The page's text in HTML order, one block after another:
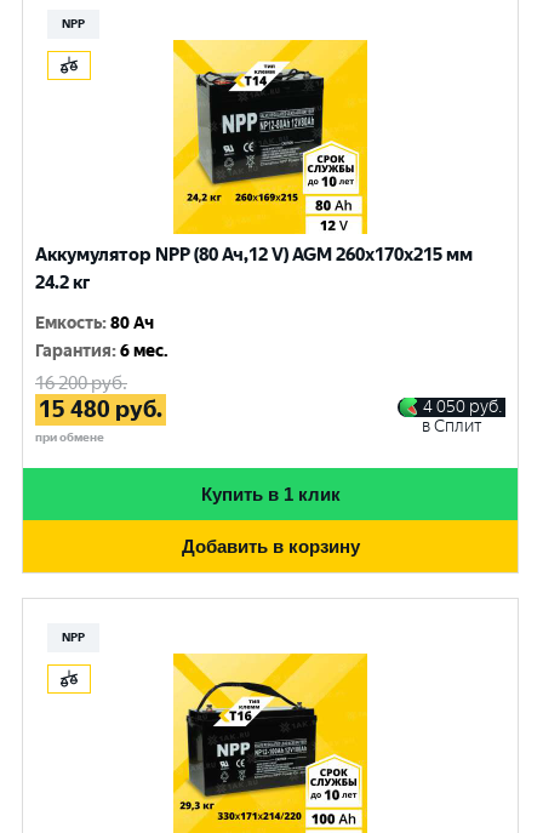
NPP
Аккумулятор NPP (80 Ач,12 V) AGM 260x170x215 мм
24.2 кг
Емкость:80 Ач
Гарантия:6 мес.
16 200руб.
15 480 руб.
при обмене
4 050 руб.
в Сплит
Купить в 1 клик
Добавить в корзину
NPP